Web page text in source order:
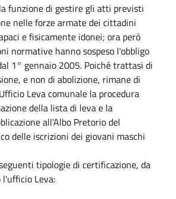
funzione di gestire gli atti previsti
nelle forze armate dei cittadini
e fisicamente idonei; ora però
normative hanno sospeso l'obbligo
1° gennaio 2005. Poiché trattasi di
e non di abolizione, rimane di
Leva comunale la procedura
della lista di leva e la
all'Albo Pretorio del
delle iscrizioni dei giovani maschi
tipologie di certificazione, da
l'ufficio Leva: